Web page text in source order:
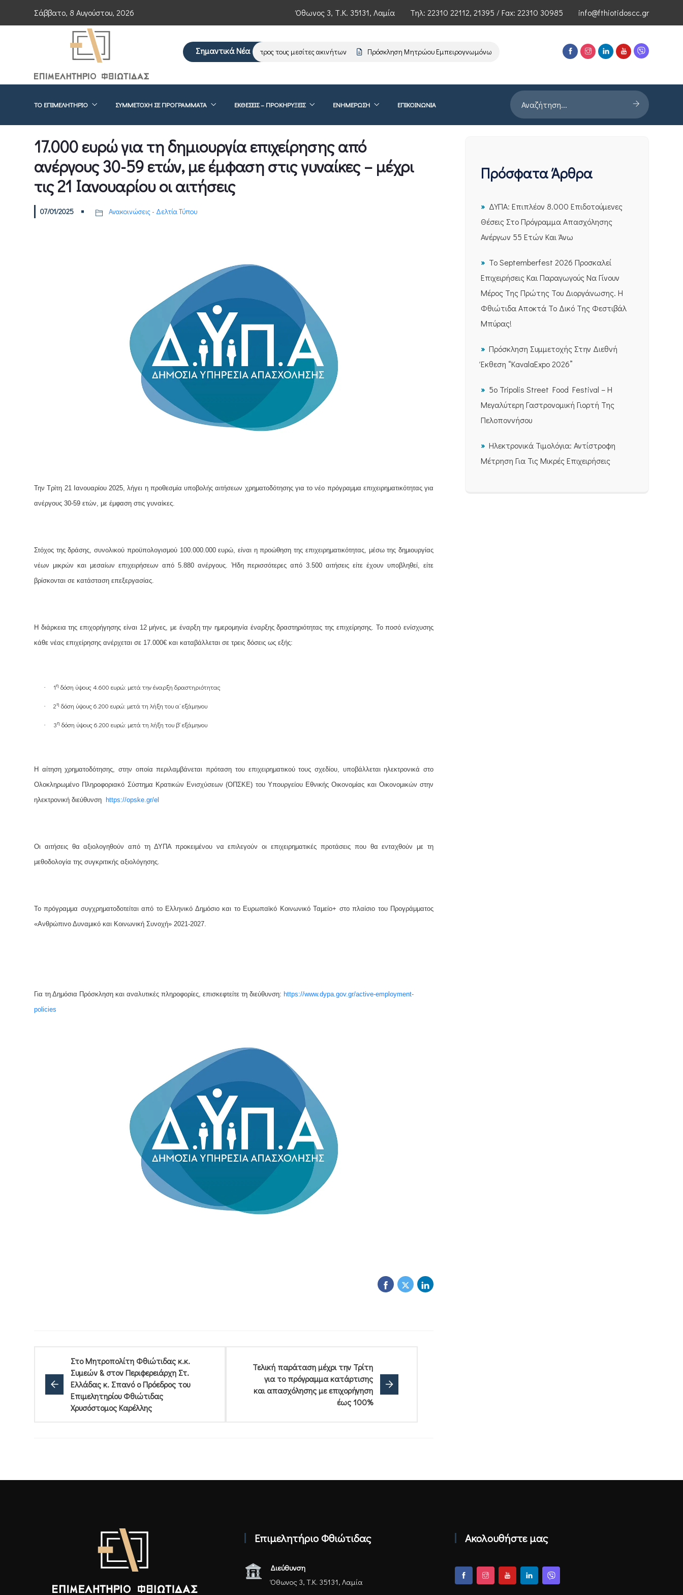
Σάββατο, 8 Αυγούστου, 2026 Όθωνος 3, Τ.Κ. 35131, Λαμία Τηλ: 22310 22112, 21395 / Fax: 22310 30985 info@fthiotidoscc.gr
Σημαντικά Νέα
Επείγουσα ενημέρωση προς τους μεσίτες ακινήτων Πρόσκληση Μητρώου Εμπειρογνωμόνων Τεχνολογιών Αιχμής του ΕΦΕΠΑΕ Παρουσίαση Έρευνας
ΤΟ ΕΠΙΜΕΛΗΤΉΡΙΟ ΣΥΜΜΕΤΟΧΉ ΣΕ ΠΡΟΓΡΆΜΜΑΤΑ ΕΚΘΕΣΕΙΣ – ΠΡΟΚΗΡΥΞΕΙΣ ΕΝΗΜΈΡΩΣΗ ΕΠΙΚΟΙΝΩΝΊΑ
17.000 ευρώ για τη δημιουργία επιχείρησης από
ανέργους 30-59 ετών, με έμφαση στις γυναίκες – μέχρι
τις 21 Ιανουαρίου οι αιτήσεις
07/01/2025 Ανακοινώσεις - Δελτία Τύπου
Την Τρίτη 21 Ιανουαρίου 2025, λήγει η προθεσμία υποβολής αιτήσεων χρηματοδότησης για το νέο πρόγραμμα επιχειρηματικότητας για
ανέργους 30-59 ετών, με έμφαση στις γυναίκες.
Στόχος της δράσης, συνολικού προϋπολογισμού 100.000.000 ευρώ, είναι η προώθηση της επιχειρηματικότητας, μέσω της δημιουργίας
νέων μικρών και μεσαίων επιχειρήσεων από 5.880 ανέργους. Ήδη περισσότερες από 3.500 αιτήσεις είτε έχουν υποβληθεί, είτε
βρίσκονται σε κατάσταση επεξεργασίας.
Η διάρκεια της επιχορήγησης είναι 12 μήνες, με έναρξη την ημερομηνία έναρξης δραστηριότητας της επιχείρησης. Το ποσό ενίσχυσης
κάθε νέας επιχείρησης ανέρχεται σε 17.000€ και καταβάλλεται σε τρεις δόσεις ως εξής:
· 1η δόση ύψους 4.600 ευρώ: μετά την έναρξη δραστηριότητας
· 2η δόση ύψους 6.200 ευρώ: μετά τη λήξη του α’ εξάμηνου
· 3η δόση ύψους 6.200 ευρώ: μετά τη λήξη του β’ εξάμηνου
Η αίτηση χρηματοδότησης, στην οποία περιλαμβάνεται πρόταση του επιχειρηματικού τους σχεδίου, υποβάλλεται ηλεκτρονικά στο
Ολοκληρωμένο Πληροφοριακό Σύστημα Κρατικών Ενισχύσεων (ΟΠΣΚΕ) του Υπουργείου Εθνικής Οικονομίας και Οικονομικών στην
ηλεκτρονική διεύθυνση
https://opske.gr/el
Οι αιτήσεις θα αξιολογηθούν από τη ΔΥΠΑ προκειμένου να επιλεγούν οι επιχειρηματικές προτάσεις που θα ενταχθούν με τη
μεθοδολογία της συγκριτικής αξιολόγησης.
Το πρόγραμμα συγχρηματοδοτείται από το Ελληνικό Δημόσιο και το Ευρωπαϊκό Κοινωνικό Ταμείο+ στο πλαίσιο του Προγράμματος
«Ανθρώπινο Δυναμικό και Κοινωνική Συνοχή» 2021-2027.
Για τη Δημόσια Πρόσκληση και αναλυτικές πληροφορίες, επισκεφτείτε τη διεύθυνση: https://www.dypa.gov.gr/active-employment-
policies
Στο Μητροπολίτη Φθιώτιδας κ.κ.
Συμεών & στον Περιφερειάρχη Στ.
Ελλάδας κ. Σπανό ο Πρόεδρος του
Επιμελητηρίου Φθιώτιδας
Χρυσόστομος Καρέλλης
Τελική παράταση μέχρι την Τρίτη
για το πρόγραμμα κατάρτισης
και απασχόλησης με επιχορήγηση
έως 100%
Πρόσφατα Άρθρα
ΔΥΠΑ: Επιπλέον 8.000 Επιδοτούμενες
Θέσεις Στο Πρόγραμμα Απασχόλησης
Ανέργων 55 Ετών Και Άνω
Το Septemberfest 2026 Προσκαλεί
Επιχειρήσεις Και Παραγωγούς Να Γίνουν
Μέρος Της Πρώτης Του Διοργάνωσης. Η
Φθιώτιδα Αποκτά Το Δικό Της Φεστιβάλ
Μπύρας!
Πρόσκληση Συμμετοχής Στην Διεθνή
Έκθεση “KavalaExpo 2026”
5ο Tripolis Street Food Festival – Η
Μεγαλύτερη Γαστρονομική Γιορτή Της
Πελοποννήσου
Ηλεκτρονικά Τιμολόγια: Αντίστροφη
Μέτρηση Για Τις Μικρές Επιχειρήσεις
Επιμελητήριο Φθιώτιδας
Διεύθυνση
Όθωνος 3, Τ.Κ. 35131, Λαμία
Ακολουθήστε μας